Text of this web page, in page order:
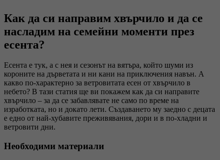
Как да си направим хвърчило и да се
насладим на семейни моменти през
есента?
Есента е тук, а с нея и сезонът на вятъра, който шуми из
короните на дърветата и ни кани на приключения навън. А
какво по-характерно за ветровитата есен от хвърчило в
небето? В тази статия ще ви покажем как да си направите
хвърчило – за да се забавлявате не само по време на
изработката, но и докато лети. Създаването му заедно с децата
е едно от най-хубавите преживявания, дори и в по-хладни и
ветровити дни.
Необходими материали